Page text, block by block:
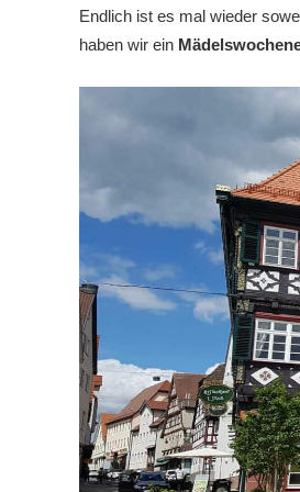
Endlich ist es mal wieder
haben wir ein